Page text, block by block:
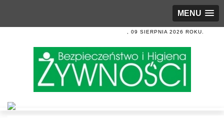
MENU
, 09 SIERPNIA 2026 ROKU.